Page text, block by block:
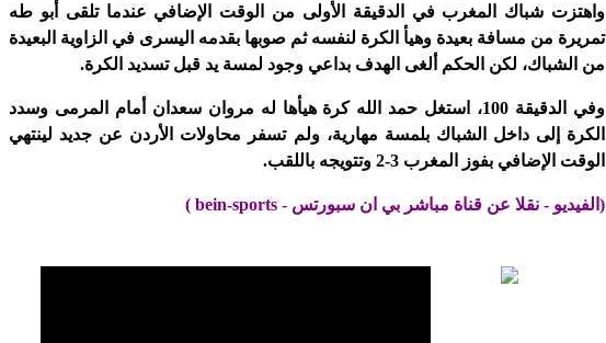
واهتزت شباك المغرب في الدقيقة الأولى من الوقت الإضافي عندما تلقى أبو طه
تمريرة من مسافة بعيدة وهيأ الكرة لنفسه ثم صوبها بقدمه اليسرى في الزاوية البعيدة
من الشباك، لكن الحكم ألغى الهدف بداعي وجود لمسة يد قبل تسديد الكرة.
وفي الدقيقة 100، استغل حمد الله كرة هيأها له مروان سعدان أمام المرمى وسدد
الكرة إلى داخل الشباك بلمسة مهارية، ولم تسفر محاولات الأردن عن جديد لينتهي
الوقت الإضافي بفوز المغرب 3-2 وتتويجه باللقب.
(الفيديو - نقلا عن قناة مباشر بي ان سبورتس - bein-sports )